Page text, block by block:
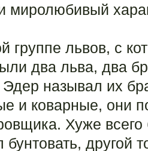
миролюбивый
группе львов, с
два льва, два
Эдер называл их
и коварные, они
Хуже всего
бунтовать, другой